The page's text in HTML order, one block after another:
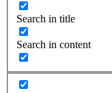
Search in title
Search in content